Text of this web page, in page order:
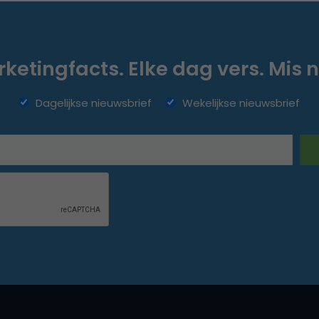
Elke dag vers. Mis
Dagelijkse nieuwsbrief Wekelijkse nieuwsbrief